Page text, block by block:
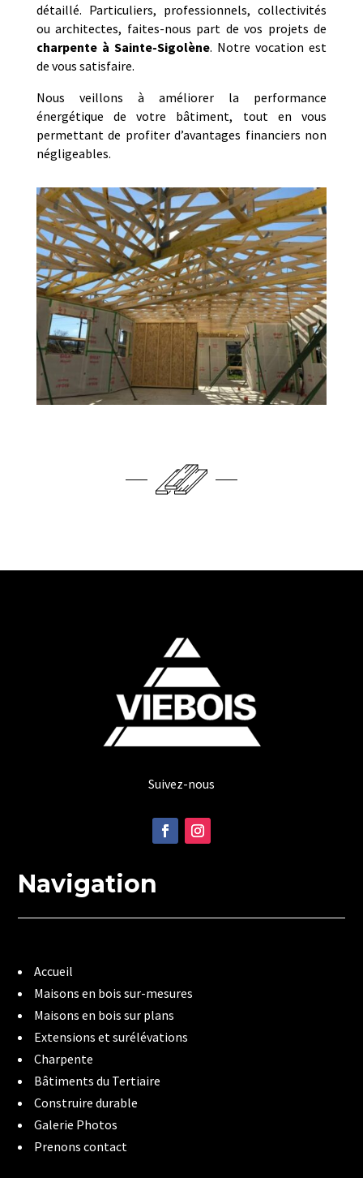
détaillé. Particuliers, professionnels, collectivités
ou architectes, faites-nous part de vos projets de
charpente à Sainte-Sigolène. Notre vocation est
de vous satisfaire.
Nous veillons à améliorer la performance
énergétique de votre bâtiment, tout en vous
permettant de profiter d’avantages financiers non
négligeables.
Suivez-nous
Navigation
Accueil
Maisons en bois sur-mesures
Maisons en bois sur plans
Extensions et surélévations
Charpente
Bâtiments du Tertiaire
Construire durable
Galerie Photos
Prenons contact